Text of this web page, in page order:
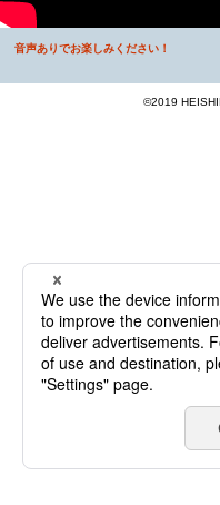
音声ありでお楽しみください！
©2019